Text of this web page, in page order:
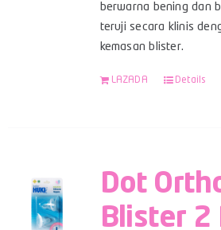
berwarna bening dan
teruji secara klinis
kemasan blister.
LAZADA Details
Dot
Blister 2